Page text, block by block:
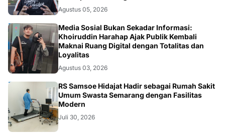
Agustus 05, 2026
OPINI
Media Sosial Bukan Sekadar Informasi:
Khoiruddin Harahap Ajak Publik Kembali
Maknai Ruang Digital dengan Totalitas dan
Loyalitas
Agustus 03, 2026
KESEHATAN
RS Samsoe Hidajat Hadir sebagai Rumah Sakit
Umum Swasta Semarang dengan Fasilitas
Modern
Juli 30, 2026